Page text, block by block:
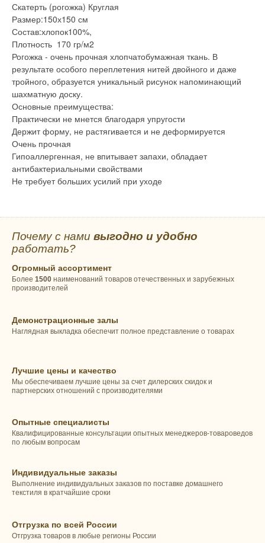
Скатерть (рогожка) Круглая
Размер:150х150 см
Состав:хлопок100%,
Плотность 170 гр/м2
Рогожка - очень прочная хлопчатобумажная ткань. В
результате особого переплетения нитей двойного и даже
тройного, образуется уникальный рисунок напоминающий
шахматную доску.
Основные преимущества:
Практически не мнется благодаря упругости
Держит форму, не растягивается и не деформируется
Очень прочная
Гипоаллергенная, не впитывает запахи, обладает
антибактериальными свойствами
Не требует больших усилий при уходе
Почему с нами выгодно и удобно
работать?
Огромный ассортимент
Более 1500 наименований товаров отечественных и зарубежных
производителей
Демонстрационные залы
Наглядная выкладка обеспечит полное представление о товарах
Лучшие цены и качество
Мы обеспечиваем лучшие цены за счет дилерских скидок и
партнерских отношений с производителями
Опытные специалисты
Квалифицированные консультации опытных менеджеров-товароведов
по любым вопросам
Индивидуальные заказы
Выполнение индивидуальных заказов по поставке домашнего
текстиля в кратчайшие сроки
Отгрузка по всей России
Отгрузка товаров в любые регионы России